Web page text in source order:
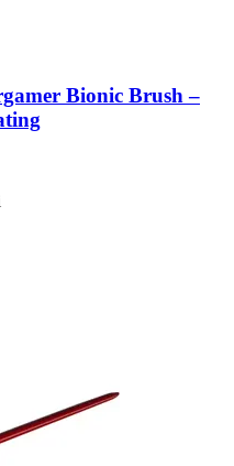
Bionic Brush –